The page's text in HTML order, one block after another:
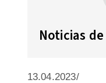
Noticias
13.04.2023/